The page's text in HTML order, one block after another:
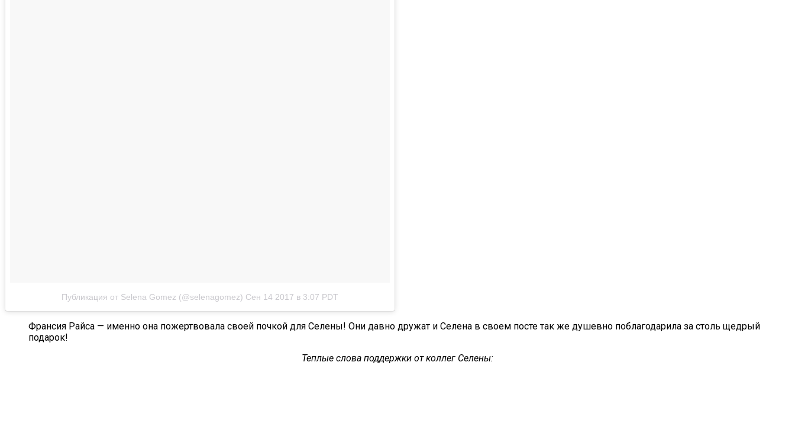
Публикация от Selena Gomez (@selenagomez) Сен 14 2017 в 3:07 PDT
Франсия Райса — именно она пожертвовала своей почкой для Селены! Они давно дружат и Селена в своем посте так же душевно поблагодарила за столь щедрый
подарок!
Теплые слова поддержки от коллег Селены: